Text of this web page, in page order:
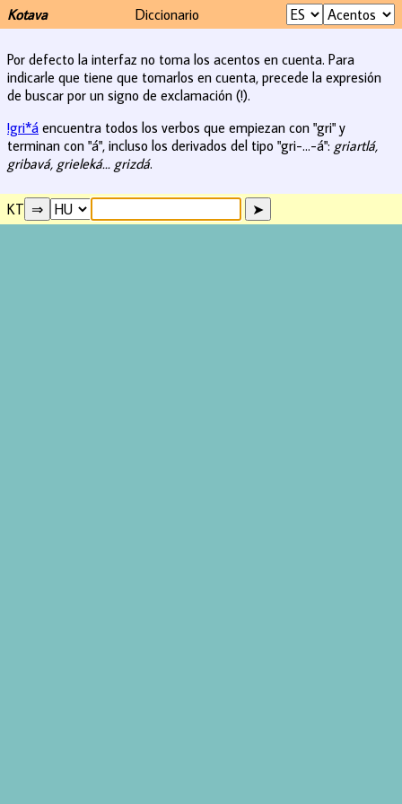
Kotava Diccionario
Por defecto la interfaz no toma los acentos en cuenta. Para
indicarle que tiene que tomarlos en cuenta, precede la expresión
de buscar por un signo de exclamación (!).
!gri*á encuentra todos los verbos que empiezan con "gri" y
terminan con "á", incluso los derivados del tipo "gri-...-á": griartlá,
gribavá, grieleká... grizdá.
KT